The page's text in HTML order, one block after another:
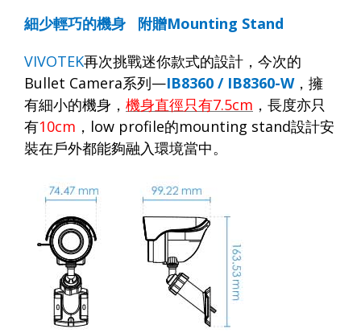
細少輕巧的機身 附贈Mounting Stand
VIVOTEK再次挑戰迷你款式的設計，今次的
Bullet Camera系列—IB8360 / IB8360-W，擁
有細小的機身 ， 機身直徑只有7.5cm ，長度亦只
有10cm ， low profile的mounting stand設計安
裝在戶外都能夠融入環境當中。